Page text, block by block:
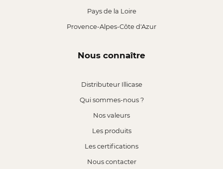
Pays de la Loire
Provence-Alpes-Côte d'Azur
Nous connaître
Distributeur Illicase
Qui sommes-nous ?
Nos valeurs
Les produits
Les certifications
Nous contacter